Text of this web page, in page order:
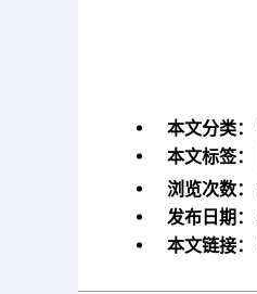
本文分类：
本文标签：
浏览次数：
发布日期：
本文链接：